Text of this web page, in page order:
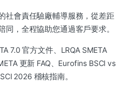
社會責任驗廠輔導服務，從差距
同，全程協助您通過客戶要求。
7.0 官方文件、LRQA SMETA
更新 FAQ、Eurofins BSCI vs
2026 稽核指南。